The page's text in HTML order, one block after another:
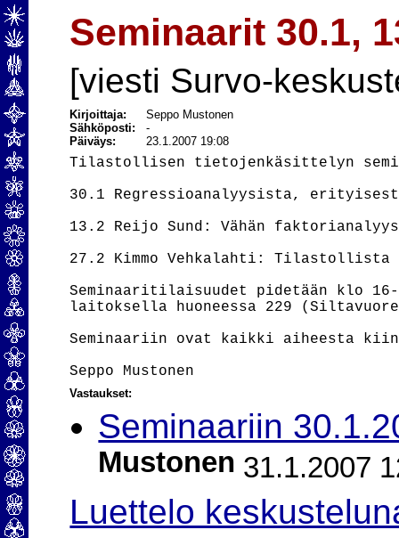
Seminaarit 30.1,
[viesti Survo-
Kirjoittaja:
Seppo Mustonen
Sähköposti:-
Päiväys:
23.1.2007 19:08
Tilastollisen tietojenkäsittelyn
30.1 Regressioanalyysista, erityisesti
13.2 Reijo Sund: Vähän
27.2 Kimmo Vehkalahti:
Seminaaritilaisuudet pidetään klo 16-
laitoksella huoneessa 229
Seminaariin ovat kaikki aiheesta
Vastaukset:
Seminaariin
Mustonen 31.1.2007
Luettelo